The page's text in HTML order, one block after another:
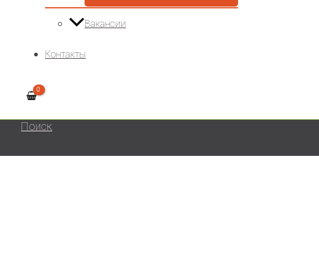
Вакансии
Контакты
Поиск